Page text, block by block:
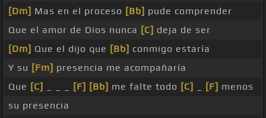
[Dm] Mas en el proceso [Bb] pude comprender
Que el amor de Dios nunca [C] deja de ser
[Dm] Que el dijo que [Bb] conmigo estaría
Y su [Fm] presencia me acompañaría
Que [C] [F] [Bb] me falte todo [C] [F] menos
su presencia